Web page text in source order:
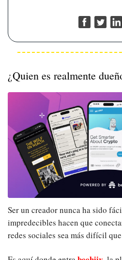
¿Quien es realmente
Ser un creador nunca ha sido
impredecibles hacen que
redes sociales sea más difícil